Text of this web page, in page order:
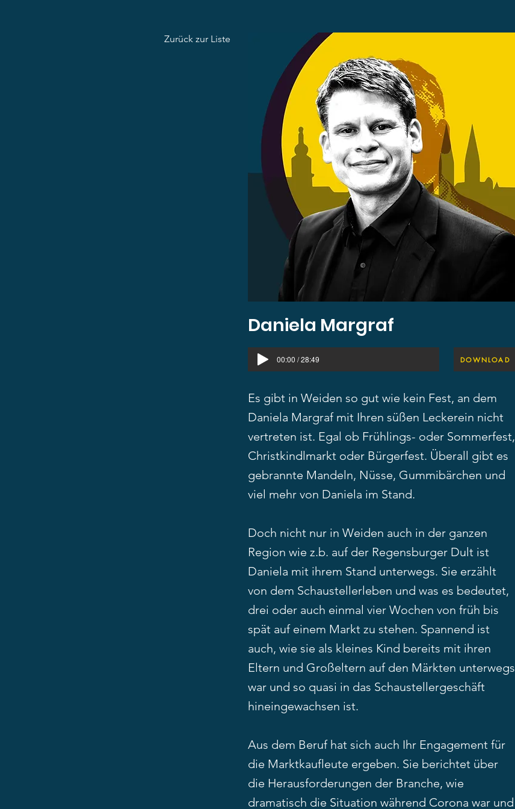
Zurück zur Liste
Daniela Margraf
00:00 / 28:49 DOWNLOAD
Es gibt in Weiden so gut wie kein Fest, an dem
Daniela Margraf mit Ihren süßen Leckerein nicht
vertreten ist. Egal ob Frühlings- oder Sommerfest,
Christkindlmarkt oder Bürgerfest. Überall gibt es
gebrannte Mandeln, Nüsse, Gummibärchen und
viel mehr von Daniela im Stand.
Doch nicht nur in Weiden auch in der ganzen
Region wie z.b. auf der Regensburger Dult ist
Daniela mit ihrem Stand unterwegs. Sie erzählt
von dem Schaustellerleben und was es bedeutet,
drei oder auch einmal vier Wochen von früh bis
spät auf einem Markt zu stehen. Spannend ist
auch, wie sie als kleines Kind bereits mit ihren
Eltern und Großeltern auf den Märkten unterwegs
war und so quasi in das Schaustellergeschäft
hineingewachsen ist.
Aus dem Beruf hat sich auch Ihr Engagement für
die Marktkaufleute ergeben. Sie berichtet über
die Herausforderungen der Branche, wie
dramatisch die Situation während Corona war und